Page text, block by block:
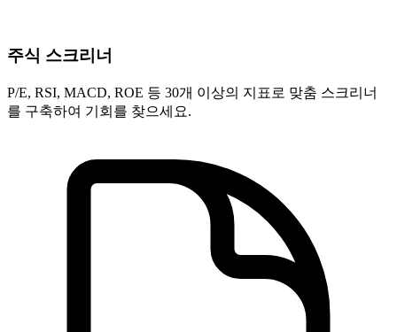
주식 스크리너
P/E, RSI, MACD, ROE 등 30개 이상의 지표로 맞춤 스크리너
를 구축하여 기회를 찾으세요.